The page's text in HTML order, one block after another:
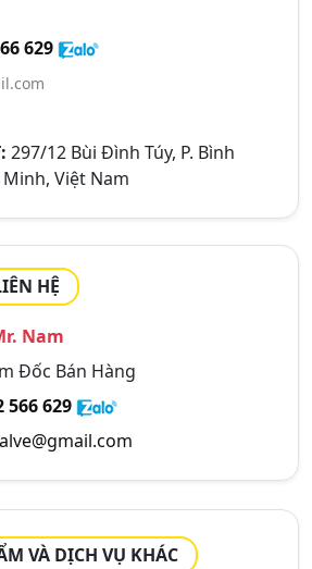
629
297/12 Bùi Đình Túy, P. Bình
Minh, Việt Nam
HỆ
Nam
Đốc Bán Hàng
566 629
VÀ DỊCH VỤ KHÁC